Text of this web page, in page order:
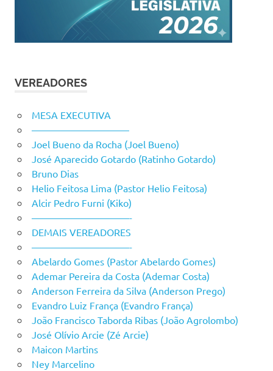
VEREADORES
MESA EXECUTIVA
——————————
Joel Bueno da Rocha (Joel Bueno)
José Aparecido Gotardo (Ratinho Gotardo)
Bruno Dias
Helio Feitosa Lima (Pastor Helio Feitosa)
Alcir Pedro Furni (Kiko)
——————————-
DEMAIS VEREADORES
——————————-
Abelardo Gomes (Pastor Abelardo Gomes)
Ademar Pereira da Costa (Ademar Costa)
Anderson Ferreira da Silva (Anderson Prego)
Evandro Luiz França (Evandro França)
João Francisco Taborda Ribas (João Agrolombo)
José Olívio Arcie (Zé Arcie)
Maicon Martins
Ney Marcelino